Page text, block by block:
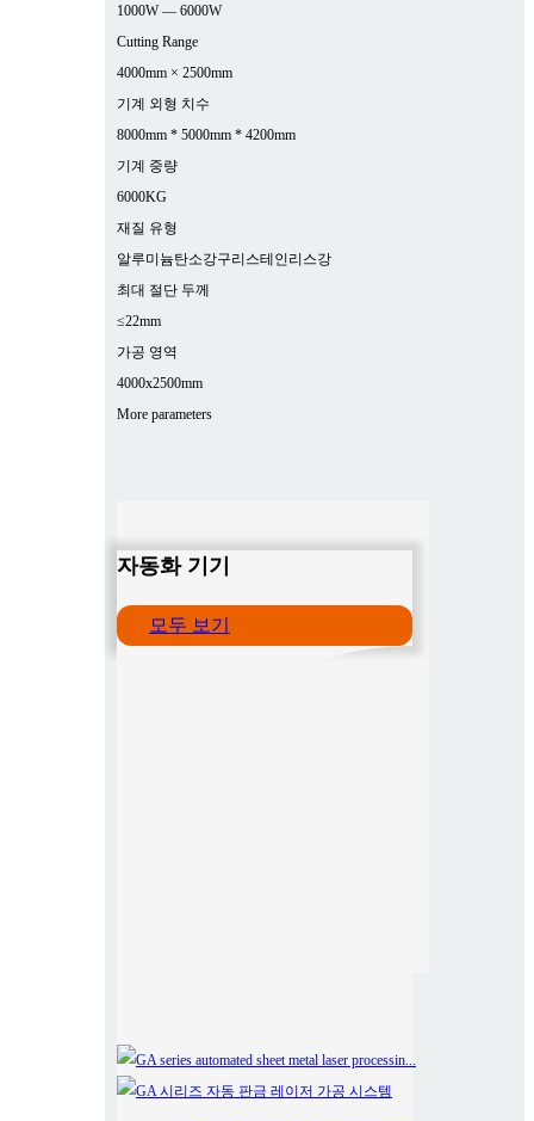
1000W — 6000W
Cutting Range
4000mm × 2500mm
기계 외형 치수
8000mm * 5000mm * 4200mm
기계 중량
6000KG
재질 유형
알루미늄탄소강구리스테인리스강
최대 절단 두께
≤22mm
가공 영역
4000x2500mm
More parameters
자동화 기기
모두 보기